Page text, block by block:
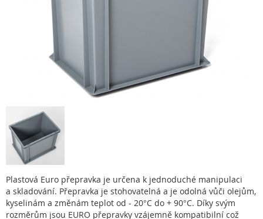
Plastová Euro přepravka je určena k jednoduché manipulaci
a skladování. Přepravka je stohovatelná a je odolná vůči olejům,
kyselinám a změnám teplot od - 20°C do + 90°C. Díky svým
rozměrům jsou EURO přepravky vzájemně kompatibilní což